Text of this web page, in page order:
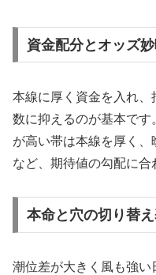
資金配分とオッズ
本線に厚く資金を入れ
数に抑えるのが基本で
が高い帯は本線を厚く
など、期待値の勾配に合
本命と穴の切り替
潮位差が大きく風も強